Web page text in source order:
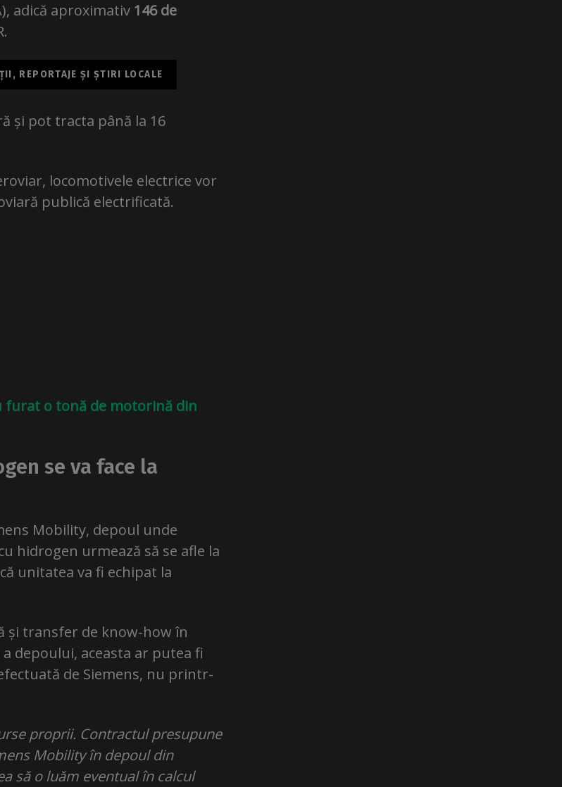
adică aproximativ 146 de
REPORTAJE ȘI ȘTIRI LOCALE
și pot tracta până la 16
locomotivele electrice vor
publică electrificată.
furat o tonă de motorină din
se va face la
Mobility, depoul unde
hidrogen urmează să se afle la
unitatea va fi echipat la
și transfer de know-how în
depoului, aceasta ar putea fi
de Siemens, nu printr-
proprii. Contractul presupune
Mobility în depoul din
să o luăm eventual în calcul